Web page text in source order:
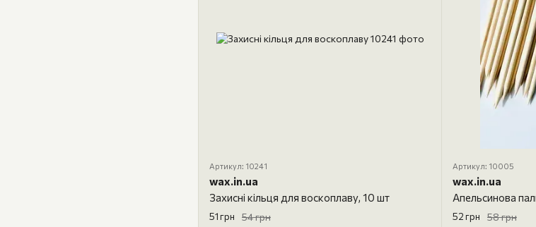
Артикул: 10241
wax.in.ua
Захисні кільця для воскоплаву, 10 шт
54 грн
51 грн
Артикул: 10005
wax.in.ua
Апельсинова
58 грн
52 грн